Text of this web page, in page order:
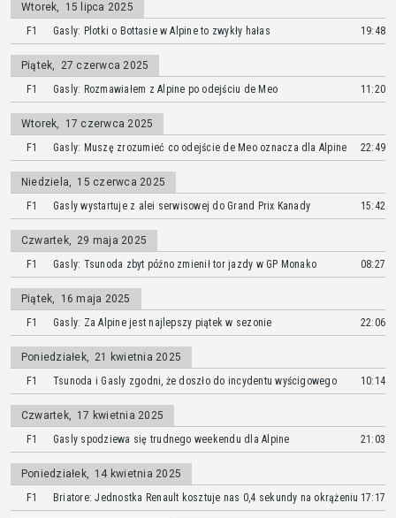
Wtorek,
15 lipca 2025
F1
Gasly: Plotki o Bottasie w Alpine to zwykły hałas 19:48
Piątek,
27 czerwca 2025
F1
Gasly: Rozmawiałem z Alpine po odejściu de Meo 11:20
Wtorek,
17 czerwca 2025
F1
Gasly: Muszę zrozumieć co odejście de Meo oznacza dla Alpine 22:49
Niedziela, 15 czerwca 2025
F1
Gasly wystartuje z alei serwisowej do Grand Prix Kanady 15:42
Czwartek, 29 maja 2025
F1
Gasly: Tsunoda zbyt późno zmienił tor jazdy w GP Monako 08:27
Piątek,
16 maja 2025
F1
Gasly: Za Alpine jest najlepszy piątek w sezonie 22:06
Poniedziałek, 21 kwietnia 2025
F1
Tsunoda i Gasly zgodni, że doszło do incydentu wyścigowego 10:14
Czwartek, 17 kwietnia 2025
F1
Gasly spodziewa się trudnego weekendu dla Alpine 21:03
Poniedziałek, 14 kwietnia 2025
F1
Briatore: Jednostka Renault kosztuje nas 0,4 sekundy na okrążeniu 17:17